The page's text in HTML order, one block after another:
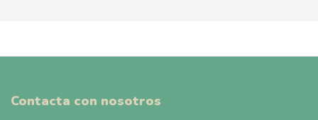
Contacta con nosotros